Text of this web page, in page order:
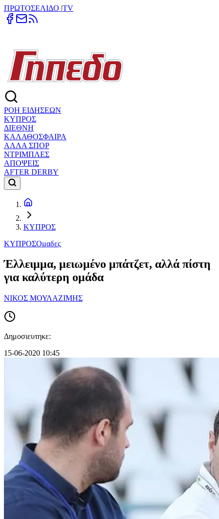
ΠΡΩΤΟΣΕΛΙΔΟ |TV
ΡΟΗ ΕΙΔΗΣΕΩΝ
ΚΥΠΡΟΣ
ΔΙΕΘΝΗ
ΚΑΛΑΘΟΣΦΑΙΡΑ
ΑΛΛΑ ΣΠΟΡ
ΝΤΡΙΜΠΛΕΣ
ΑΠΟΨΕΙΣ
AFTER DERBY
ΚΥΠΡΟΣ
ΚΥΠΡΟΣΟμαδες
Έλλειμμα, μειωμένο μπάτζετ, αλλά πίστη
για καλύτερη ομάδα
ΝΙΚΟΣ ΜΟΥΛΑΖΙΜΗΣ
Δημοσιευτηκε:
15-06-2020 10:45